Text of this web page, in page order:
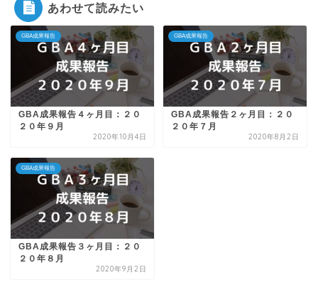
あわせて読みたい
GBA成果報告
GBA成果報告４ヶ月目：２０
２０年９月
2020年10月4日
GBA成果報告
GBA成果報告２ヶ月目：２０
２０年７月
2020年8月2日
GBA成果報告
GBA成果報告３ヶ月目：２０
２０年８月
2020年9月2日